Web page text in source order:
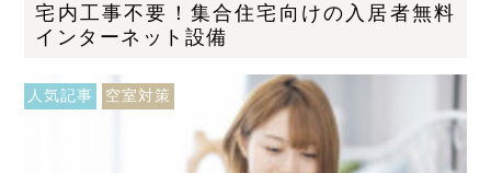
宅内工事不要！集合住宅向けの入居者無料
インターネット設備
人気記事 空室対策